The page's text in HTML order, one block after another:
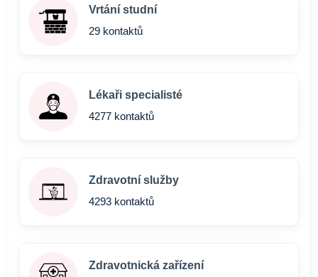
Vrtání studní
29 kontaktů
Lékaři specialisté
4277 kontaktů
Zdravotní služby
4293 kontaktů
Zdravotnická zařízení